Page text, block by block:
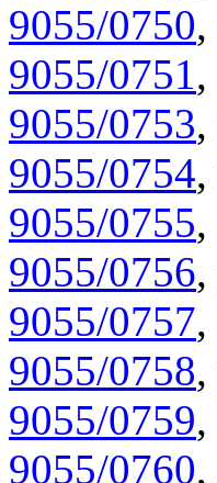
9055/0750,
9055/0751,
9055/0753,
9055/0754,
9055/0755,
9055/0756,
9055/0757,
9055/0758,
9055/0759,
9055/0760,